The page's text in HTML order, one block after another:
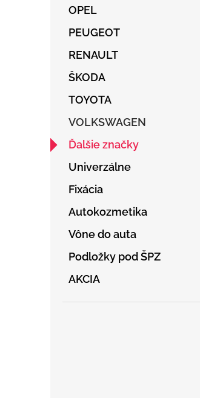
OPEL
PEUGEOT
RENAULT
ŠKODA
TOYOTA
VOLKSWAGEN
Ďalšie značky
Univerzálne
Fixácia
Autokozmetika
Vône do auta
Podložky pod ŠPZ
AKCIA